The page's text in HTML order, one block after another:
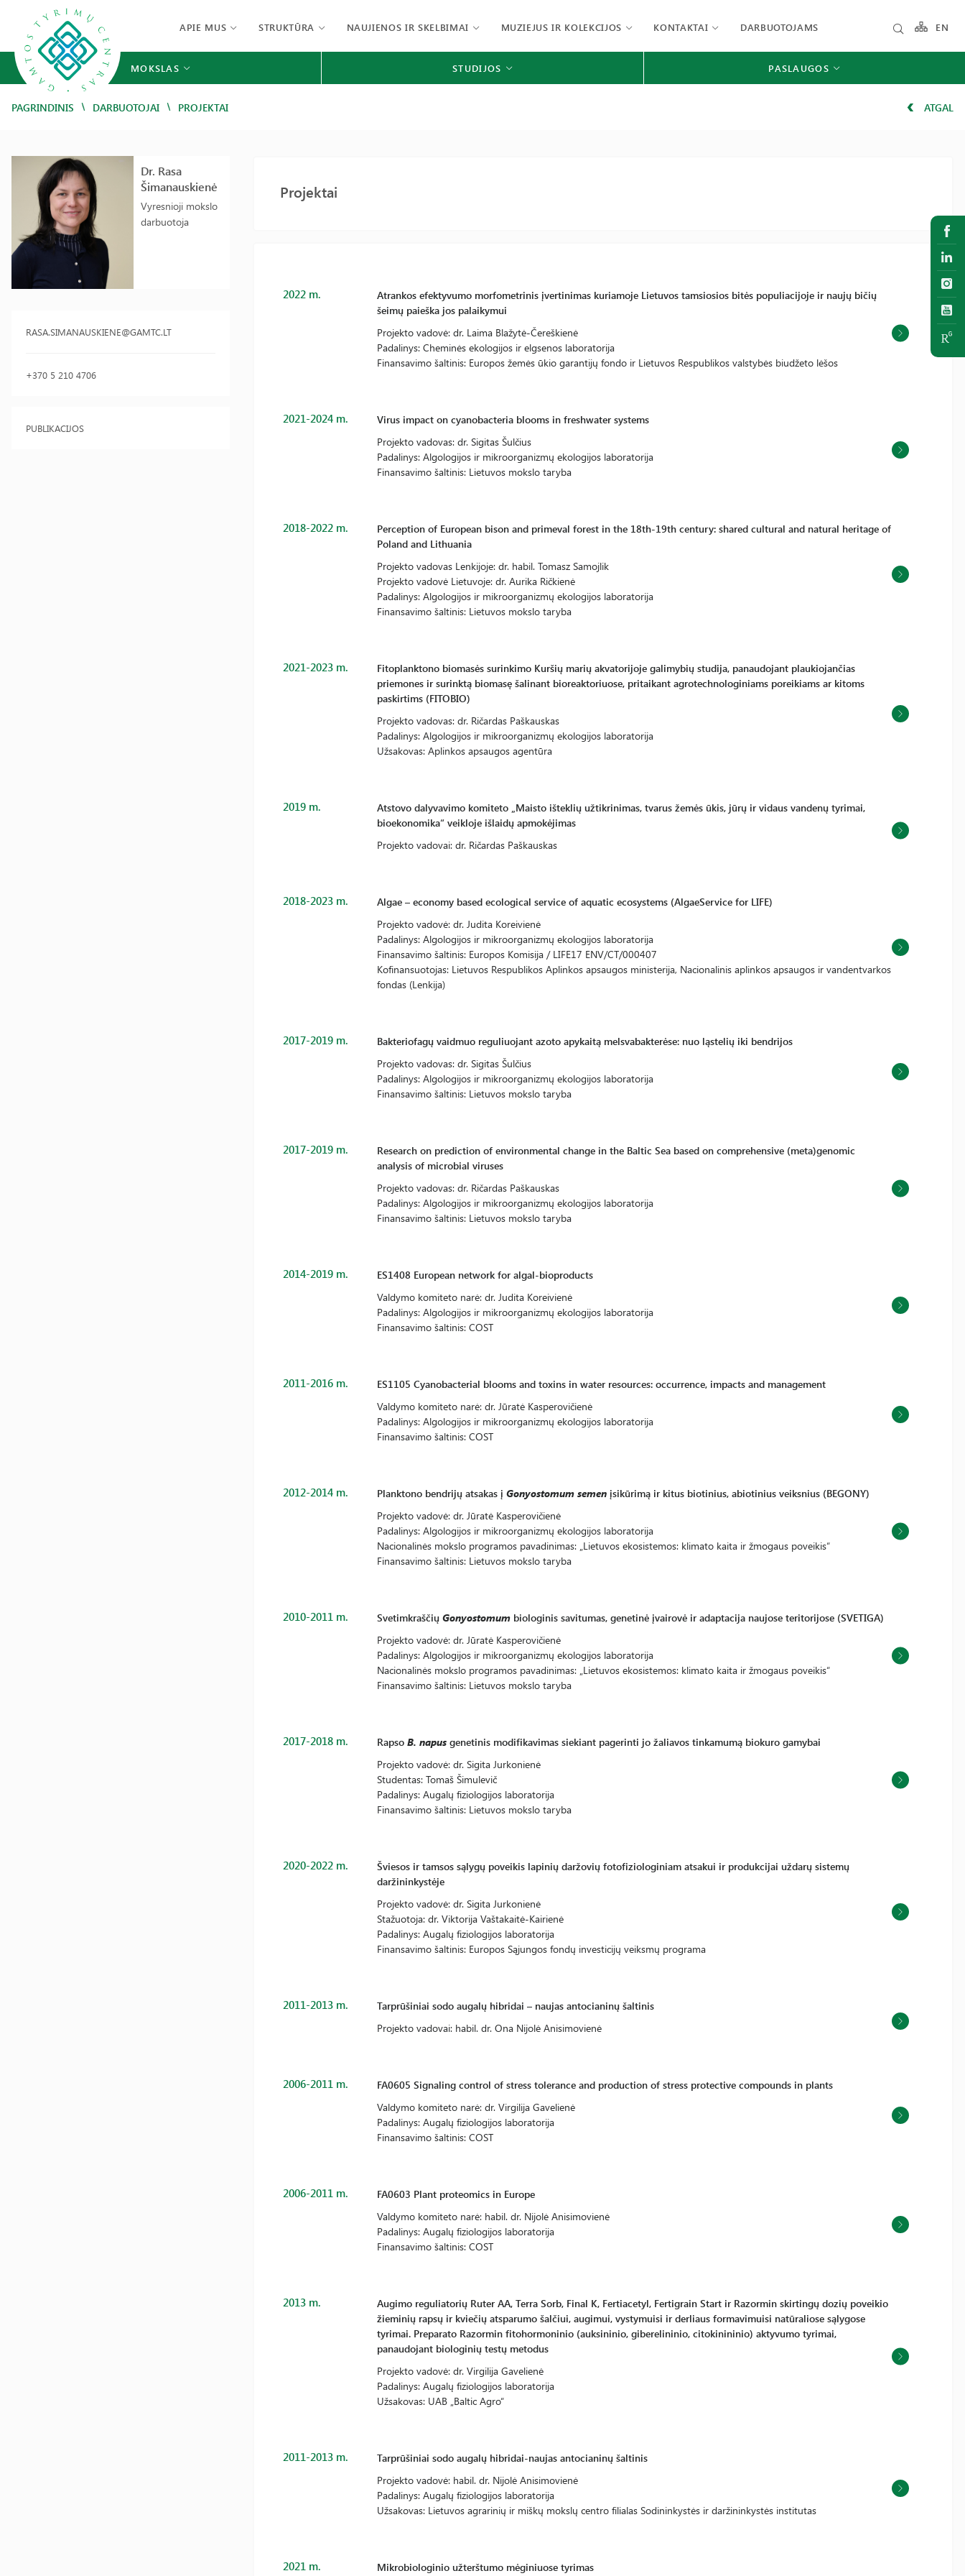
APIE MUS STRUKTŪRA NAUJIENOS IR SKELBIMAI MUZIEJUS IR KOLEKCIJOS KONTAKTAI DARBUOTOJAMS EN
MOKSLAS STUDIJOS PASLAUGOS
PAGRINDINIS / DARBUOTOJAI / PROJEKTAI ATGAL
Dr. Rasa
Šimanauskienė
Vyresnioji mokslo
darbuotoja
RASA.SIMANAUSKIENE@GAMTC.LT
+370 5 210 4706
PUBLIKACIJOS
Projektai
2022 m.
Atrankos efektyvumo morfometrinis įvertinimas kuriamoje Lietuvos tamsiosios bitės populiacijoje ir naujų bičių
šeimų paieška jos palaikymui
Projekto vadovė: dr. Laima Blažytė-Čereškienė
Padalinys: Cheminės ekologijos ir elgsenos laboratorija
Finansavimo šaltinis: Europos žemės ūkio garantijų fondo ir Lietuvos Respublikos valstybės biudžeto lėšos
2021-2024 m.
Virus impact on cyanobacteria blooms in freshwater systems
Projekto vadovas: dr. Sigitas Šulčius
Padalinys: Algologijos ir mikroorganizmų ekologijos laboratorija
Finansavimo šaltinis: Lietuvos mokslo taryba
2018-2022 m.
Perception of European bison and primeval forest in the 18th-19th century: shared cultural and natural heritage of
Poland and Lithuania
Projekto vadovas Lenkijoje: dr. habil. Tomasz Samojlik
Projekto vadovė Lietuvoje: dr. Aurika Ričkienė
Padalinys: Algologijos ir mikroorganizmų ekologijos laboratorija
Finansavimo šaltinis: Lietuvos mokslo taryba
2021-2023 m.
Fitoplanktono biomasės surinkimo Kuršių marių akvatorijoje galimybių studija, panaudojant plaukiojančias
priemones ir surinktą biomasę šalinant bioreaktoriuose, pritaikant agrotechnologiniams poreikiams ar kitoms
paskirtims (FITOBIO)
Projekto vadovas: dr. Ričardas Paškauskas
Padalinys: Algologijos ir mikroorganizmų ekologijos laboratorija
Užsakovas: Aplinkos apsaugos agentūra
2019 m.
Atstovo dalyvavimo komiteto „Maisto išteklių užtikrinimas, tvarus žemės ūkis, jūrų ir vidaus vandenų tyrimai,
bioekonomika“ veikloje išlaidų apmokėjimas
Projekto vadovai: dr. Ričardas Paškauskas
2018-2023 m.
Algae – economy based ecological service of aquatic ecosystems (AlgaeService for LIFE)
Projekto vadovė: dr. Judita Koreivienė
Padalinys: Algologijos ir mikroorganizmų ekologijos laboratorija
Finansavimo šaltinis: Europos Komisija / LIFE17 ENV/CT/000407
Kofinansuotojas: Lietuvos Respublikos Aplinkos apsaugos ministerija, Nacionalinis aplinkos apsaugos ir vandentvarkos
fondas (Lenkija)
2017-2019 m.
Bakteriofagų vaidmuo reguliuojant azoto apykaitą melsvabakterėse: nuo ląstelių iki bendrijos
Projekto vadovas: dr. Sigitas Šulčius
Padalinys: Algologijos ir mikroorganizmų ekologijos laboratorija
Finansavimo šaltinis: Lietuvos mokslo taryba
2017-2019 m.
Research on prediction of environmental change in the Baltic Sea based on comprehensive (meta)genomic
analysis of microbial viruses
Projekto vadovas: dr. Ričardas Paškauskas
Padalinys: Algologijos ir mikroorganizmų ekologijos laboratorija
Finansavimo šaltinis: Lietuvos mokslo taryba
2014-2019 m.
ES1408 European network for algal-bioproducts
Valdymo komiteto narė: dr. Judita Koreivienė
Padalinys: Algologijos ir mikroorganizmų ekologijos laboratorija
Finansavimo šaltinis: COST
2011-2016 m.
ES1105 Cyanobacterial blooms and toxins in water resources: occurrence, impacts and management
Valdymo komiteto narė: dr. Jūratė Kasperovičienė
Padalinys: Algologijos ir mikroorganizmų ekologijos laboratorija
Finansavimo šaltinis: COST
2012-2014 m. Planktono bendrijų atsakas į Gonyostomum semenįsikūrimą ir kitus biotinius, abiotinius veiksnius (BEGONY)
Projekto vadovė: dr. Jūratė Kasperovičienė
Padalinys: Algologijos ir mikroorganizmų ekologijos laboratorija
Nacionalinės mokslo programos pavadinimas: „Lietuvos ekosistemos: klimato kaita ir žmogaus poveikis“
Finansavimo šaltinis: Lietuvos mokslo taryba
2010-2011 m. Svetimkraščių Gonyostomumbiologinis savitumas, genetinė įvairovė ir adaptacija naujose teritorijose (SVETIGA)
Projekto vadovė: dr. Jūratė Kasperovičienė
Padalinys: Algologijos ir mikroorganizmų ekologijos laboratorija
Nacionalinės mokslo programos pavadinimas: „Lietuvos ekosistemos: klimato kaita ir žmogaus poveikis“
Finansavimo šaltinis: Lietuvos mokslo taryba
2017-2018 m. Rapso B. napusgenetinis modifikavimas siekiant pagerinti jo žaliavos tinkamumą biokuro gamybai
Projekto vadovė: dr. Sigita Jurkonienė
Studentas: Tomaš Šimulevič
Padalinys: Augalų fiziologijos laboratorija
Finansavimo šaltinis: Lietuvos mokslo taryba
2020-2022 m.
Šviesos ir tamsos sąlygų poveikis lapinių daržovių fotofiziologiniam atsakui ir produkcijai uždarų sistemų
daržininkystėje
Projekto vadovė: dr. Sigita Jurkonienė
Stažuotoja: dr. Viktorija Vaštakaitė-Kairienė
Padalinys: Augalų fiziologijos laboratorija
Finansavimo šaltinis: Europos Sąjungos fondų investicijų veiksmų programa
2011-2013 m.
Tarprūšiniai sodo augalų hibridai – naujas antocianinų šaltinis
Projekto vadovai: habil. dr. Ona Nijolė Anisimovienė
2006-2011 m.
FA0605 Signaling control of stress tolerance and production of stress protective compounds in plants
Valdymo komiteto narė: dr. Virgilija Gavelienė
Padalinys: Augalų fiziologijos laboratorija
Finansavimo šaltinis: COST
2006-2011 m.
FA0603 Plant proteomics in Europe
Valdymo komiteto narė: habil. dr. Nijolė Anisimovienė
Padalinys: Augalų fiziologijos laboratorija
Finansavimo šaltinis: COST
2013 m.
Augimo reguliatorių Ruter AA, Terra Sorb, Final K, Fertiacetyl, Fertigrain Start ir Razormin skirtingų dozių poveikio
žieminių rapsų ir kviečių atsparumo šalčiui, augimui, vystymuisi ir derliaus formavimuisi natūraliose sąlygose
tyrimai. Preparato Razormin fitohormoninio (auksininio, giberelininio, citokinininio) aktyvumo tyrimai,
panaudojant biologinių testų metodus
Projekto vadovė: dr. Virgilija Gavelienė
Padalinys: Augalų fiziologijos laboratorija
Užsakovas: UAB „Baltic Agro“
2011-2013 m.
Tarprūšiniai sodo augalų hibridai-naujas antocianinų šaltinis
Projekto vadovė: habil. dr. Nijolė Anisimovienė
Padalinys: Augalų fiziologijos laboratorija
Užsakovas: Lietuvos agrarinių ir miškų mokslų centro filialas Sodininkystės ir daržininkystės institutas
2021 m. Mikrobiologinio užterštumo mėginiuose tyrimas